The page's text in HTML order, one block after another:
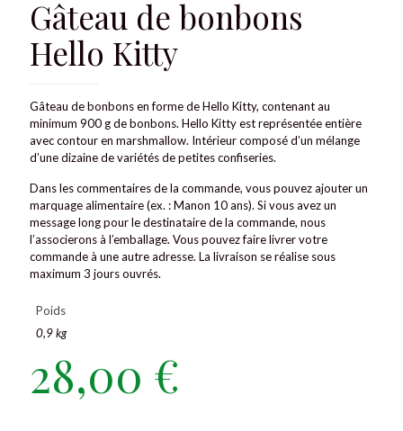
Gâteau de bonbons
Hello Kitty
Gâteau de bonbons en forme de Hello Kitty, contenant au
minimum 900 g de bonbons. Hello Kitty est représentée entière
avec contour en marshmallow. Intérieur composé d’un mélange
d’une dizaine de variétés de petites confiseries.
Dans les commentaires de la commande, vous pouvez ajouter un
marquage alimentaire (ex. : Manon 10 ans). Si vous avez un
message long pour le destinataire de la commande, nous
l’associerons à l’emballage. Vous pouvez faire livrer votre
commande à une autre adresse. La livraison se réalise sous
maximum 3 jours ouvrés.
Poids
0,9 kg
28,00 €